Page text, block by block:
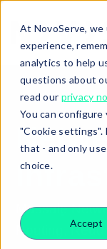
At NovoServe,
experience,
analytics to help
questions about
read our privacy
You can
"Cookie settings".
that - and only
choice.
Accept
Search
Massale
Routing,